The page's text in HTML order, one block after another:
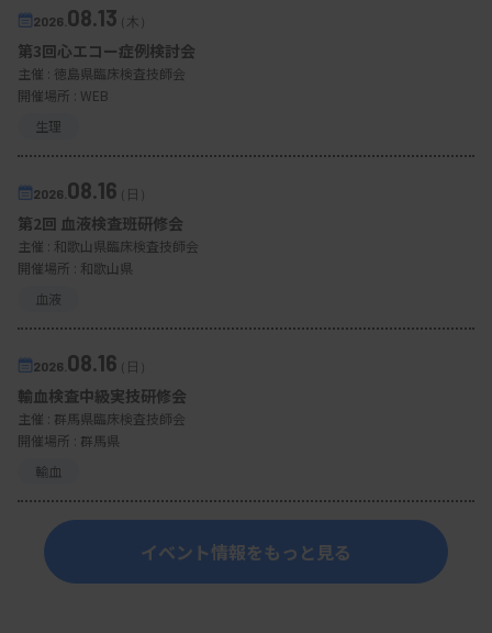
2026. 08.13（木）
第3回心エコー症例検討会
主催 : 徳島県臨床検査技師会
開催場所 : WEB
生理
2026. 08.16（日）
第2回 血液検査班研修会
主催 : 和歌山県臨床検査技師会
開催場所 : 和歌山県
血液
2026. 08.16（日）
輸血検査中級実技研修会
主催 : 群馬県臨床検査技師会
開催場所 : 群馬県
輸血
イベント情報をもっと見る